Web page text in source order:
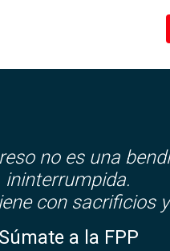
no es una
ininterrumpida.
con sacrificios
Súmate a la FPP